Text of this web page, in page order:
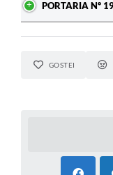
PORTARIA Nº
GOSTEI